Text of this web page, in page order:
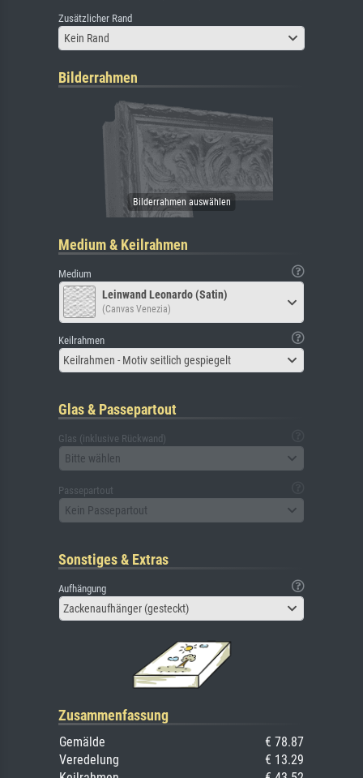
Zusätzlicher Rand
Kein Rand
Bilderrahmen
Medium & Keilrahmen
Medium
Leinwand Leonardo (Satin)
(Canvas Venezia)
Keilrahmen
Keilrahmen - Motiv seitlich gespiegelt
Glas & Passepartout
Glas (inklusive Rückwand)
Bitte wählen
Passepartout
Kein Passepartout
Sonstiges & Extras
Aufhängung
Zackenaufhänger (gesteckt)
Zusammenfassung
Gemälde
€ 78.87
Veredelung
€ 13.29